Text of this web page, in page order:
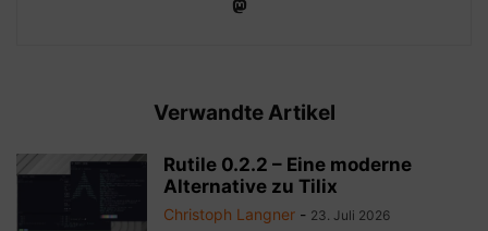
Verwandte Artikel
Rutile 0.2.2 – Eine moderne
Alternative zu Tilix
Christoph Langner - 23. Juli 2026